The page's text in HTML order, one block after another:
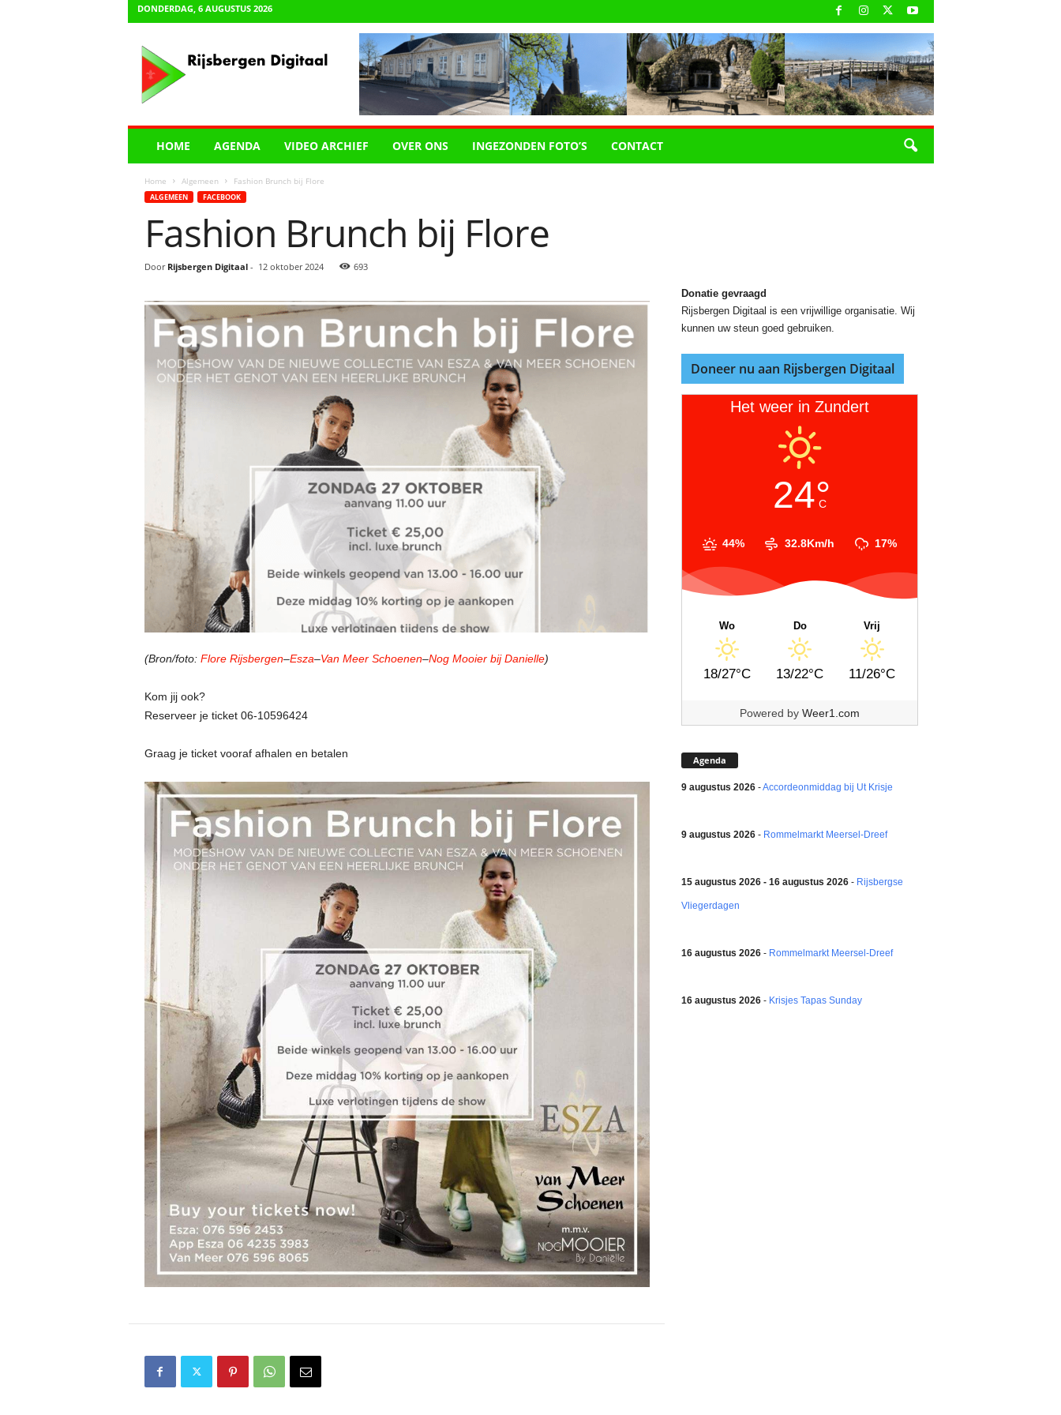
DONDERDAG, 6 AUGUSTUS 2026
HOME AGENDA VIDEO ARCHIEF OVER ONS INGEZONDEN FOTO’S CONTACT
Home Algemeen Fashion Brunch bij Flore
ALGEMEEN FACEBOOK
Fashion Brunch bij Flore
Door Rijsbergen Digitaal- 12 oktober 2024 693
(Bron/foto: Flore Rijsbergen–Esza–Van Meer Schoenen–Nog Mooier bij Danielle)
Kom jij ook?
Reserveer je ticket 06-10596424
Graag je ticket vooraf afhalen en betalen
Donatie gevraagd
Rijsbergen Digitaal is een vrijwillige organisatie. Wij
kunnen uw steun goed gebruiken.
Doneer nu aan Rijsbergen Digitaal
Het weer in Zundert
24°
C
44% 32.8Km/h 17%
Wo
18/27°C
Do
13/22°C
Vrij
11/26°C
Powered by Weer1.com
Agenda
9 augustus 2026-Accordeonmiddag bij Ut Krisje
9 augustus 2026- Rommelmarkt Meersel-Dreef
15 augustus 2026 - 16 augustus 2026- Rijsbergse
Vliegerdagen
16 augustus 2026- Rommelmarkt Meersel-Dreef
16 augustus 2026- Krisjes Tapas Sunday